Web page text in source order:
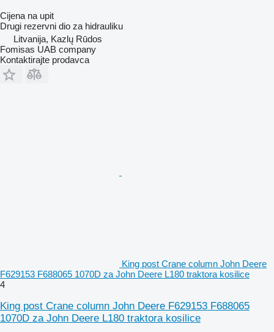
Cijena na upit
Drugi rezervni dio za hidrauliku
Litvanija, Kazlų Rūdos
Fomisas UAB company
Kontaktirajte prodavca
King post Crane column John Deere
F629153 F688065 1070D za John Deere L180 traktora kosilice
4
King post Crane column John Deere F629153 F688065
1070D za John Deere L180 traktora kosilice